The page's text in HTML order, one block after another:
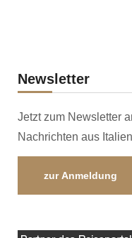
Newsletter
Jetzt zum Newsletter
Nachrichten aus
zur Anmeldung